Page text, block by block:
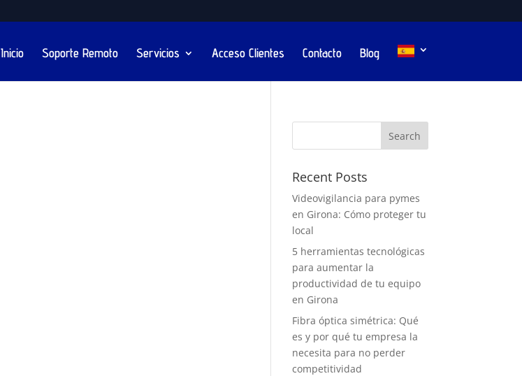
Inicio Soporte Remoto Servicios Acceso Clientes Contacto Blog
Recent Posts
Videovigilancia para pymes
en Girona: Cómo proteger tu
local
5 herramientas tecnológicas
para aumentar la
productividad de tu equipo
en Girona
Fibra óptica simétrica: Qué
es y por qué tu empresa la
necesita para no perder
competitividad